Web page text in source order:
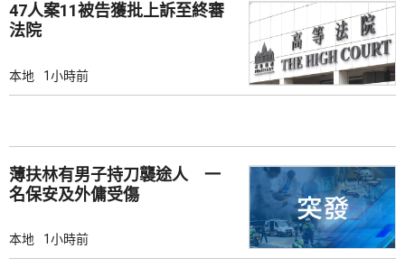
47人案11被告獲批上訴至終審
法院
本地 1小時前
薄扶林有男子持刀襲途人 一
名保安及外傭受傷
本地 1小時前